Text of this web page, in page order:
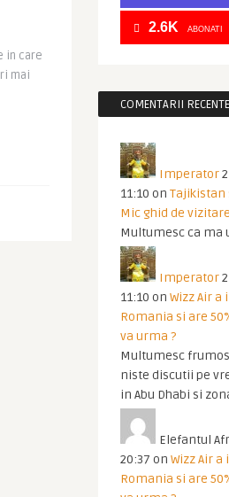
in care
mai
2.6K ABONATI
COMENTARII RECENTE
Imperator
11:10 on Tajikistan
Mic ghid de vizitare
Multumesc ca ma
Imperator
11:10 on Wizz Air
Romania si are
va urma ?
Multumesc
niste discutii pe
in Abu Dhabi si
Elefantul
20:37 on Wizz Air
Romania si are